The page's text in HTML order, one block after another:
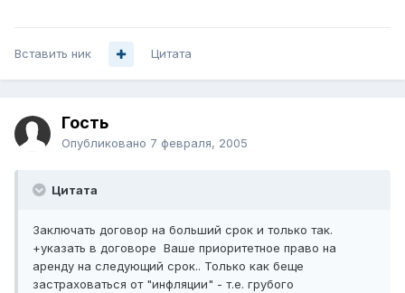
Вставить ник Цитата
Гость
Опубликовано 7 февраля, 2005
Цитата
Заключать договор на больший срок и только так.
+указать в договоре Ваше приоритетное право на
аренду на следующий срок.. Только как беще
застраховаться от "инфляции" - т.е. грубого